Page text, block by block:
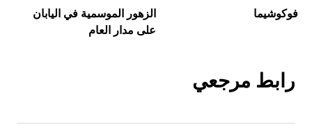
فوكوشيما
الزهور الموسمية في اليابان
على مدار العام
رابط مرجعي